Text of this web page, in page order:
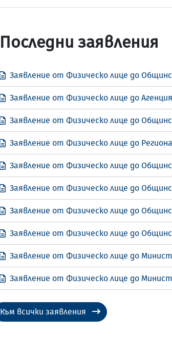
Последни заявления
Заявление от Физическо лице до
Заявление от Физическо лице до
Заявление от Физическо лице до
Заявление от Физическо лице до
Заявление от Физическо лице до
Заявление от Физическо лице до
Заявление от Физическо лице до
Заявление от Физическо лице до
Заявление от Физическо лице до
Заявление от Физическо лице до
Към всички заявления